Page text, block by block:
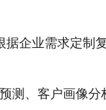
据企业需求定
测、客户画像